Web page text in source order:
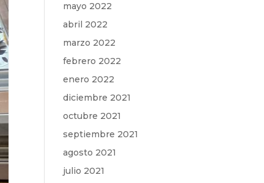
mayo 2022
abril 2022
marzo 2022
febrero 2022
enero 2022
diciembre 2021
octubre 2021
septiembre 2021
agosto 2021
julio 2021